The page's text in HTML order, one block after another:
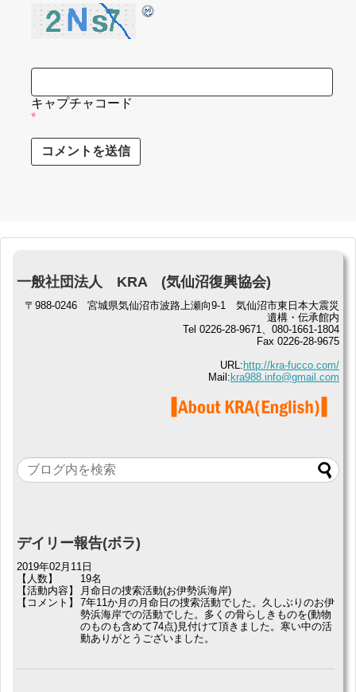
キャプチャコード
*
一般社団法人 KRA (気仙沼復興協会)
〒988-0246 宮城県気仙沼市波路上瀬向9-1 気仙沼市東日本大震災
遺構・伝承館内
Tel 0226-28-9671、080-1661-1804
Fax 0226-28-9675
URL: http://kra-fucco.com/
Mail: kra988.info@gmail.com
デイリー報告(ボラ)
2019年02月11日
【人数】
19名
【活動内容】
月命日の捜索活動(お伊勢浜海岸)
【コメント】
7年11か月の月命日の捜索活動でした。久しぶりのお伊
勢浜海岸での活動でした。多くの骨らしきものを(動物
のものも含めて74点)見付けて頂きました。寒い中の活
動ありがとうございました。